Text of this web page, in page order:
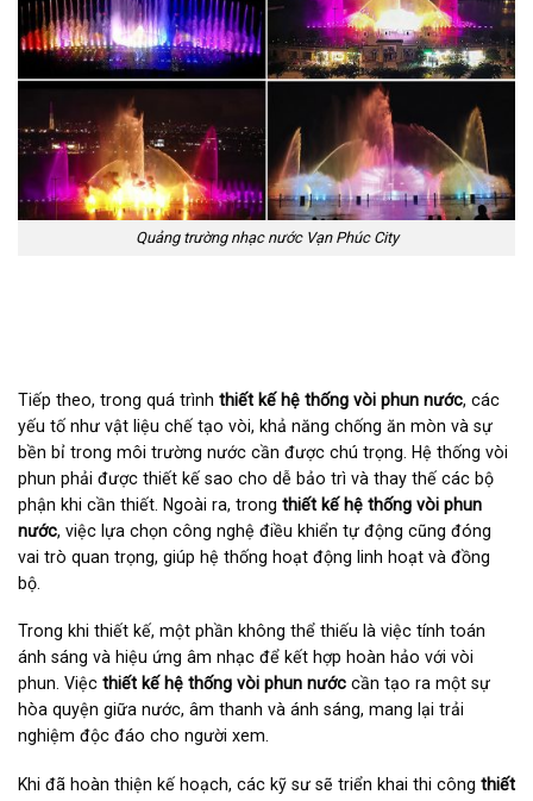
Quảng trường nhạc nước Vạn Phúc City
Tiếp theo, trong quá trình thiết kế hệ thống vòi phun nước, các
yếu tố như vật liệu chế tạo vòi, khả năng chống ăn mòn và sự
bền bỉ trong môi trường nước cần được chú trọng. Hệ thống vòi
phun phải được thiết kế sao cho dễ bảo trì và thay thế các bộ
phận khi cần thiết. Ngoài ra, trong thiết kế hệ thống vòi phun
nước, việc lựa chọn công nghệ điều khiển tự động cũng đóng
vai trò quan trọng, giúp hệ thống hoạt động linh hoạt và đồng
bộ.
Trong khi thiết kế, một phần không thể thiếu là việc tính toán
ánh sáng và hiệu ứng âm nhạc để kết hợp hoàn hảo với vòi
phun. Việc thiết kế hệ thống vòi phun nước cần tạo ra một sự
hòa quyện giữa nước, âm thanh và ánh sáng, mang lại trải
nghiệm độc đáo cho người xem.
Khi đã hoàn thiện kế hoạch, các kỹ sư sẽ triển khai thi công thiết